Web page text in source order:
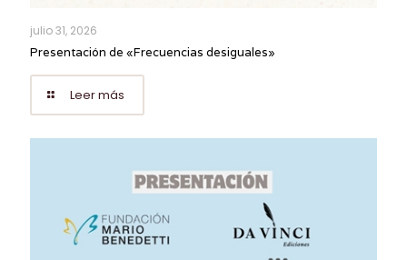
julio 31, 2026
Presentación de «Frecuencias desiguales»
Leer más